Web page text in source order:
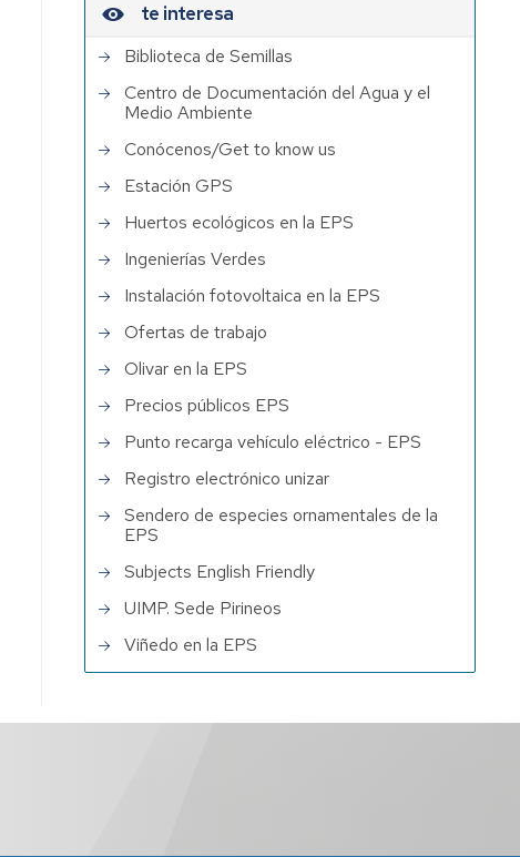
te interesa
Biblioteca de Semillas
Centro de Documentación del Agua y el
Medio Ambiente
Conócenos/Get to know us
Estación GPS
Huertos ecológicos en la EPS
Ingenierías Verdes
Instalación fotovoltaica en la EPS
Ofertas de trabajo
Olivar en la EPS
Precios públicos EPS
Punto recarga vehículo eléctrico - EPS
Registro electrónico unizar
Sendero de especies ornamentales de la
EPS
Subjects English Friendly
UIMP. Sede Pirineos
Viñedo en la EPS